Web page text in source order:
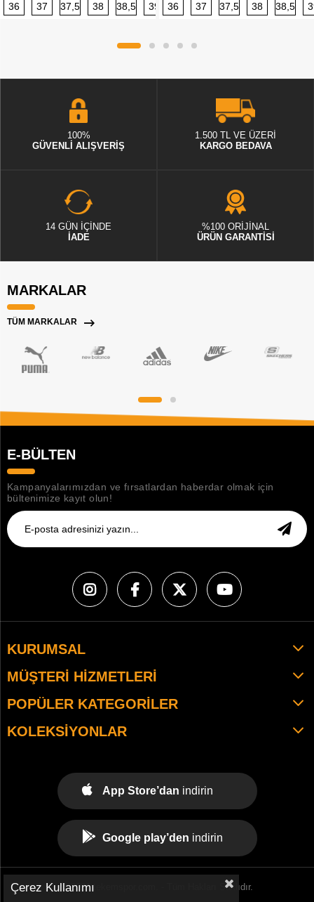
36 37 37,5 38 38,5 39 40 40,5 41 42 42,5
36 37 37,5 38 38,5
100%
GÜVENLİ ALIŞVERİŞ
1.500 TL VE ÜZERİ
KARGO BEDAVA
14 GÜN İÇİNDE
İADE
%100 ORİJİNAL
ÜRÜN GARANTİSİ
MARKALAR
TÜM MARKALAR
E-BÜLTEN
Kampanyalarımızdan ve fırsatlardan haberdar olmak için
bültenimize kayıt olun!
KURUMSAL
MÜŞTERI HIZMETLERI
POPÜLER KATEGORILER
KOLEKSIYONLAR
App Store’dan indirin
Google play’den indirin
© 2021 tekemspor.com. - Tüm Hakları Saklıdır.
Çerez Kullanımı